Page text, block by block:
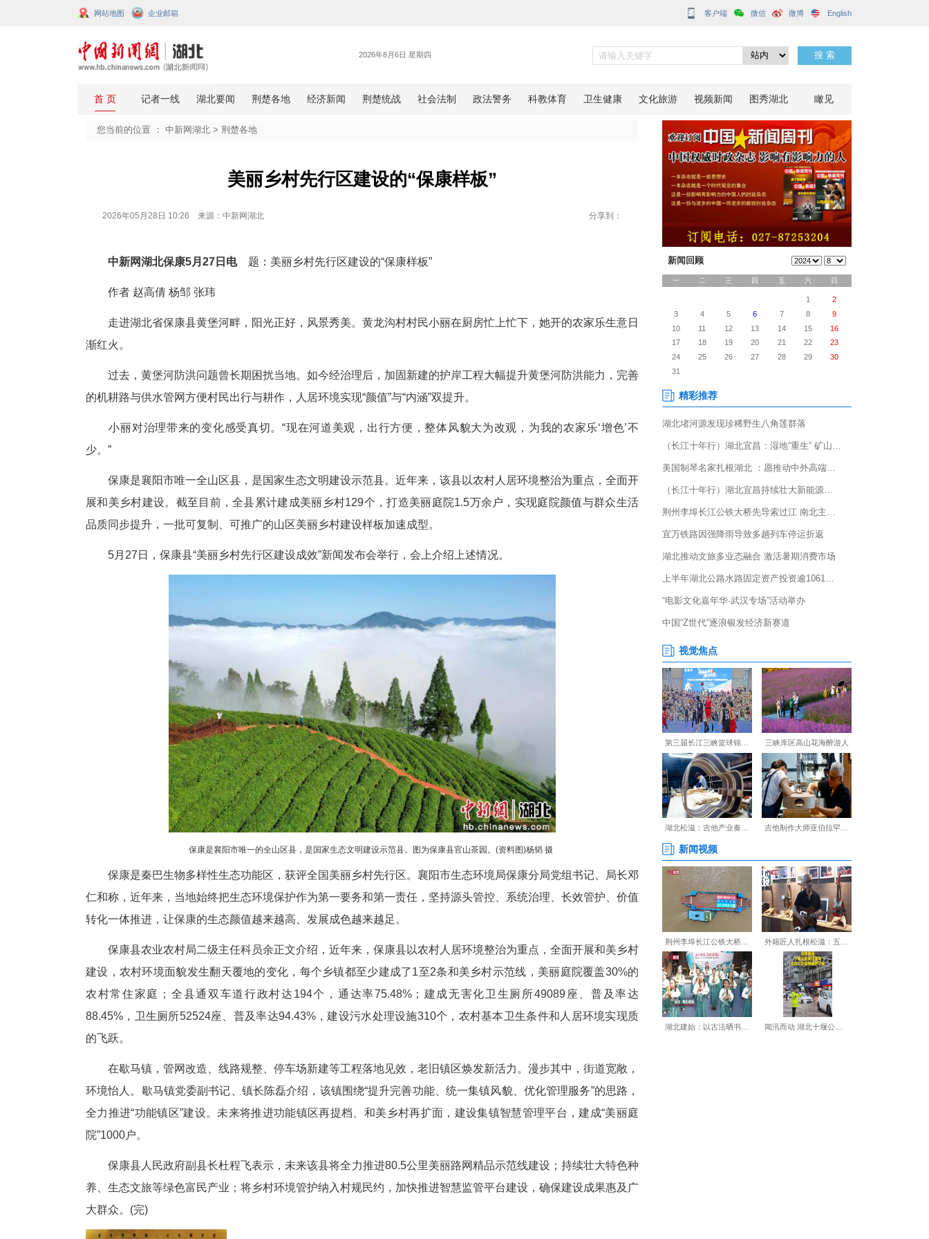
网站地图
美丽乡村先行区建设的“保康样板”
2026年05月28日 10:26 来源：中新网湖北
中新网湖北保康5月27日电 题：美丽乡村先行区建设的“保康样板”
走进湖北省保康县黄堡河畔，阳光正好，风景秀美。黄龙沟村村民小丽在厨房忙上忙下，她开的农家乐生意日
渐红火。
过去，黄堡河防洪问题曾长期困扰当地。如今经治理后，加固新建的护岸工程大幅提升黄堡河防洪能力，完善
的机耕路与供水管网方便村民出行与耕作，人居环境实现“颜值”与“内涵”双提升。
小丽对治理带来的变化感受真切。“现在河道美观，出行方便，整体风貌大为改观，为我的农家乐‘增色’不
少。”
保康是襄阳市唯一全山区县，是国家生态文明建设示范县。近年来，该县以农村人居环境整治为重点，全面开
展和美乡村建设。截至目前，全县累计建成美丽乡村129个，打造美丽庭院1.5万余户，实现庭院颜值与群众生活
品质同步提升，一批可复制、可推广的山区美丽乡村建设样板加速成型。
5月27日，保康县“美丽乡村先行区建设成效”新闻发布会举行，会上介绍上述情况。
保康是襄阳市唯一的全山区县，是国家生态文明建设示范县。图为保康县官山茶园。(资料图)杨韬 摄
保康是秦巴生物多样性生态功能区，获评全国美丽乡村先行区。襄阳市生态环境局保康分局党组书记、局长邓
仁和称，近年来，当地始终把生态环境保护作为第一要务和第一责任，坚持源头管控、系统治理、长效管护、价值
保康县农业农村局二级主任科员余正文介绍，近年来，保康县以农村人居环境整治为重点，全面开展和美乡村
建设，农村环境面貌发生翻天覆地的变化，每个乡镇都至少建成了1至2条和美乡村示范线，美丽庭院覆盖30%的